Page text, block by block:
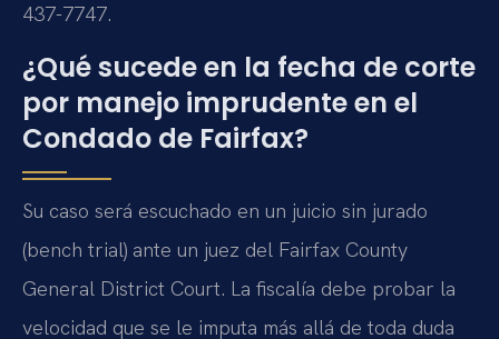
437-7747.
¿Qué sucede en la fecha de corte
por manejo imprudente en el
Condado de Fairfax?
Su caso será escuchado en un juicio sin jurado
(bench trial) ante un juez del Fairfax County
General District Court. La fiscalía debe probar la
velocidad que se le imputa más allá de toda duda